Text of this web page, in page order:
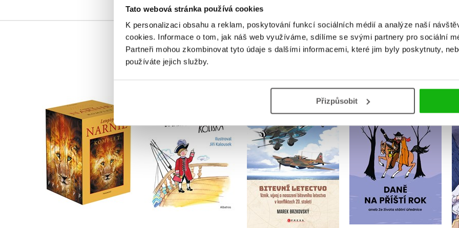
Tato webová stránka používá cookies
K personalizaci obsahu a reklam, poskytování funkcí sociálních médií a analýze naší
cookies. Informace o tom, jak náš web využíváme, sdílíme se svými partnery pro sociální
Partneři mohou zkombinovat tyto údaje s dalšími informacemi, které jim byly poskytnuty,
používáte jejich služby.
Přizpůsobit
MOHLO BY VÁS TAKÉ ZAJÍMAT
NARNIE – komplet
1.-7.díl – box
C. S. Lewis
Do košíku
Kolíska
Václav Čtvrtek
Do košíku
Bitevní letectvo
Marek Brzkovský
Do košíku
599 Kč
479 Kč
Daně na příští rok
Jaroslava Jendrisková
Do košíku